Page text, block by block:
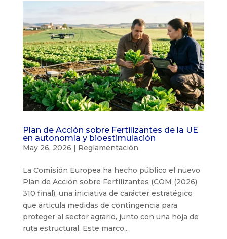
Plan de Acción sobre Fertilizantes de la UE
en autonomía y bioestimulación
May 26, 2026 | Reglamentación
La Comisión Europea ha hecho público el nuevo
Plan de Acción sobre Fertilizantes (COM (2026)
310 final), una iniciativa de carácter estratégico
que articula medidas de contingencia para
proteger al sector agrario, junto con una hoja de
ruta estructural. Este marco...